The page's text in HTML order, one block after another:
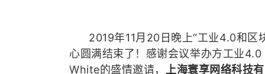
2019年11月20日晚上“工业4.0和区
心圆满结束了！感谢会议举办方工业
White的盛情邀请，
上海寰享网络科技